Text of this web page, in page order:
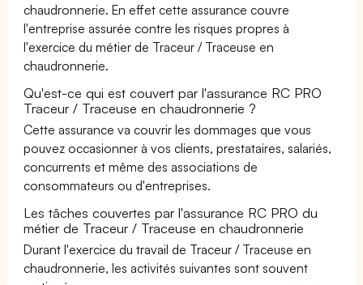
chaudronnerie. En effet cette assurance couvre
l'entreprise assurée contre les risques propres à
l'exercice du métier de Traceur / Traceuse en
chaudronnerie.
Qu'est-ce qui est couvert par l'assurance RC PRO
Traceur / Traceuse en chaudronnerie ?
Cette assurance va couvrir les dommages que vous
pouvez occasionner à vos clients, prestataires, salariés,
concurrents et même des associations de
consommateurs ou d'entreprises.
Les tâches couvertes par l'assurance RC PRO du
métier de Traceur / Traceuse en chaudronnerie
Durant l'exercice du travail de Traceur / Traceuse en
chaudronnerie, les activités suivantes sont souvent